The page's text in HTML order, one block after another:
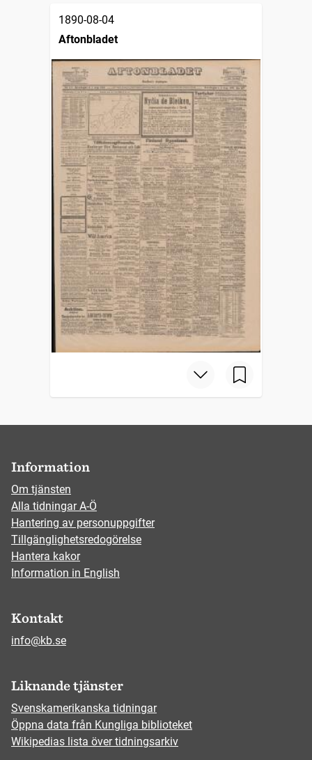
1890-08-04
Aftonbladet
Information
Om tjänsten
Alla tidningar A-Ö
Hantering av personuppgifter
Tillgänglighetsredogörelse
Hantera kakor
Information in English
Kontakt
info@kb.se
Liknande tjänster
Svenskamerikanska tidningar
Öppna data från Kungliga biblioteket
Wikipedias lista över tidningsarkiv